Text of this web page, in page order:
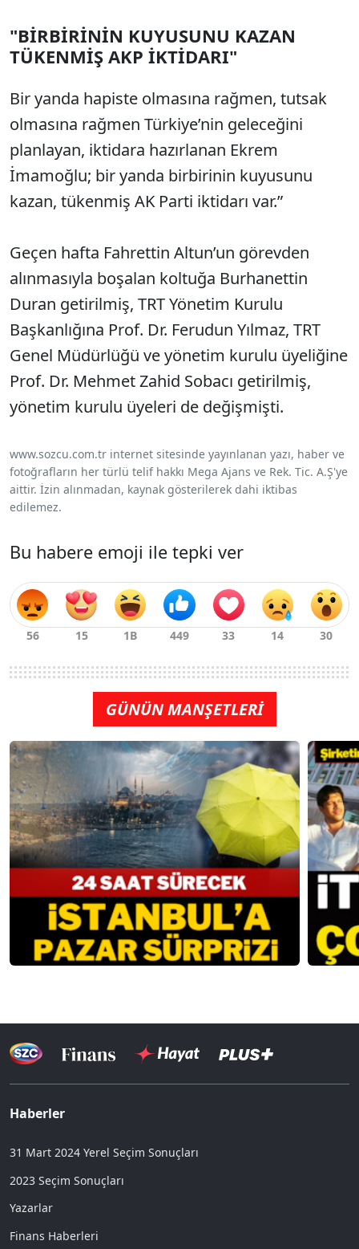
"BİRBİRİNİN KUYUSUNU KAZAN
TÜKENMİŞ AKP İKTİDARI"
Bir yanda hapiste olmasına rağmen, tutsak
olmasına rağmen Türkiye’nin geleceğini
planlayan, iktidara hazırlanan Ekrem
İmamoğlu; bir yanda birbirinin kuyusunu
kazan, tükenmiş AK Parti iktidarı var.”
Geçen hafta Fahrettin Altun’un görevden
alınmasıyla boşalan koltuğa Burhanettin
Duran getirilmiş, TRT Yönetim Kurulu
Başkanlığına Prof. Dr. Ferudun Yılmaz, TRT
Genel Müdürlüğü ve yönetim kurulu üyeliğine
Prof. Dr. Mehmet Zahid Sobacı getirilmiş,
yönetim kurulu üyeleri de değişmişti.
www.sozcu.com.tr internet sitesinde yayınlanan yazı, haber ve
fotoğrafların her türlü telif hakkı Mega Ajans ve Rek. Tic. A.Ş'ye
aittir. İzin alınmadan, kaynak gösterilerek dahi iktibas
edilemez.
Bu habere emoji ile tepki ver
GÜNÜN MANŞETLERİ
Haberler
31 Mart 2024 Yerel Seçim Sonuçları
2023 Seçim Sonuçları
Yazarlar
Finans Haberleri